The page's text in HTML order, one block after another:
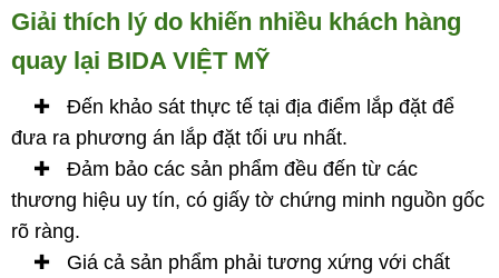
Giải thích lý do khiến nhiều khách hàng
quay lại BIDA VIỆT MỸ
✚ Đến khảo sát thực tế tại địa điểm lắp đặt để
đưa ra phương án lắp đặt tối ưu nhất.
✚ Đảm bảo các sản phẩm đều đến từ các
thương hiệu uy tín, có giấy tờ chứng minh nguồn gốc
rõ ràng.
✚ Giá cả sản phẩm phải tương xứng với chất